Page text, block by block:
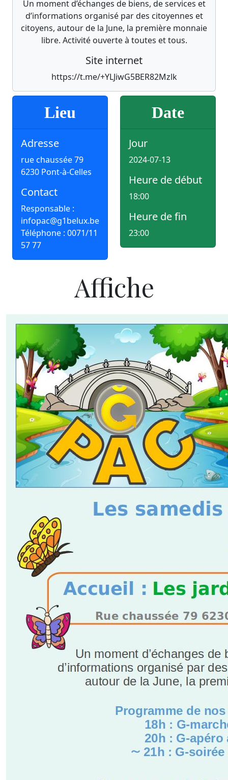
Un moment d’échanges de biens, de services et
d’informations organisé par des citoyennes et
citoyens, autour de la June, la première monnaie
libre. Activité ouverte à toutes et tous.
Site internet
https://t.me/+YLJiwG5BER82Mzlk
Lieu
Adresse
rue chaussée 79
6230 Pont-à-Celles
Contact
Responsable :
infopac@g1belux.be
Téléphone : 0071/11
57 77
Date
Jour
2024-07-13
Heure de début
18:00
Heure de fin
23:00
Affiche